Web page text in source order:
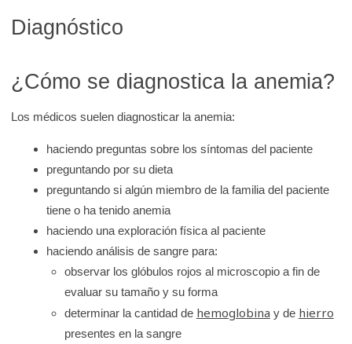
Diagnóstico
¿Cómo se diagnostica la anemia?
Los médicos suelen diagnosticar la anemia:
haciendo preguntas sobre los síntomas del paciente
preguntando por su dieta
preguntando si algún miembro de la familia del paciente
tiene o ha tenido anemia
haciendo una exploración física al paciente
haciendo análisis de sangre para:
observar los glóbulos rojos al microscopio a fin de
evaluar su tamaño y su forma
determinar la cantidad de hemoglobina y de hierro
presentes en la sangre